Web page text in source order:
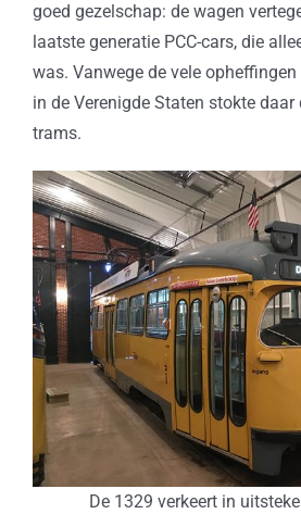
goed gezelschap: de wagen
laatste generatie PCC-cars, die
was. Vanwege de vele
in de Verenigde Staten stokte
trams.
De 1329 verkeert in